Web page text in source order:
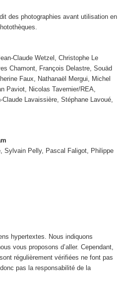
des photographies avant utilisation en
Claude Wetzel, Christophe Le
Chamont, François Delastre, Souäd
Faux, Nathanaël Mergui, Michel
Paviot, Nicolas Tavernier/REA,
Lavaissière, Stéphane Lavoué,
Sylvain Pelly, Pascal Faligot, Philippe
hypertextes. Nous indiquons
vous proposons d’aller. Cependant,
régulièrement vérifiées ne font pas
pas la responsabilité de la